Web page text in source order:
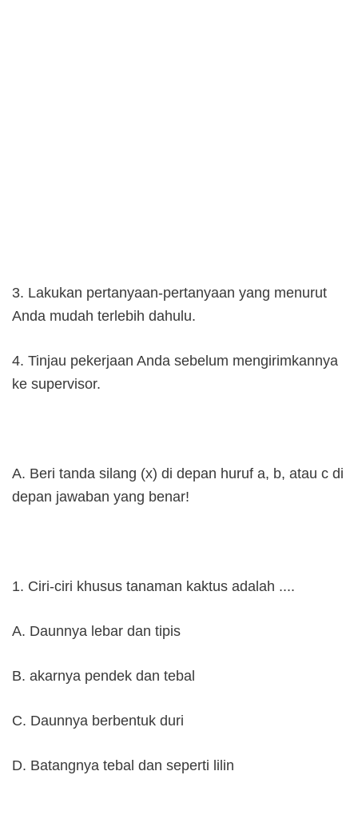
3. Lakukan pertanyaan-pertanyaan yang menurut
Anda mudah terlebih dahulu.
4. Tinjau pekerjaan Anda sebelum mengirimkannya
ke supervisor.
A. Beri tanda silang (x) di depan huruf a, b, atau c di
depan jawaban yang benar!
1. Ciri-ciri khusus tanaman kaktus adalah ....
A. Daunnya lebar dan tipis
B. akarnya pendek dan tebal
C. Daunnya berbentuk duri
D. Batangnya tebal dan seperti lilin